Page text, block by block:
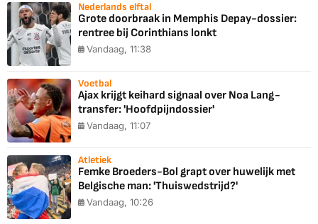
Nederlands elftal
Grote doorbraak in Memphis Depay-dossier:
rentree bij Corinthians lonkt
Vandaag, 11:38
Voetbal
Ajax krijgt keihard signaal over Noa Lang-
transfer: 'Hoofdpijndossier'
Vandaag, 11:07
Atletiek
Femke Broeders-Bol grapt over huwelijk met
Belgische man: 'Thuiswedstrijd?'
Vandaag, 10:26